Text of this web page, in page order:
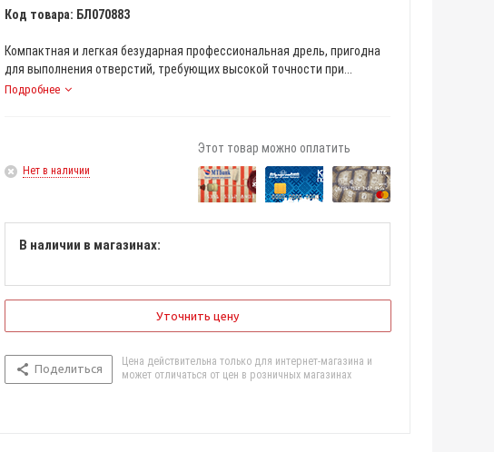
Код товара: БЛ070883
Компактная и легкая безударная профессиональная дрель, пригодна
для выполнения отверстий, требующих высокой точности при...
Подробнее
Нет в наличии
Этот товар можно оплатить
В наличии в магазинах:
Уточнить цену
Поделиться
Цена действительна только для интернет-магазина и
может отличаться от цен в розничных магазинах